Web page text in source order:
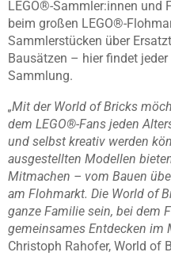
LEGO®-Sammler:innen und
beim großen LEGO®-
Sammlerstücken über
Bausätzen – hier findet
Sammlung.
„Mit der World of Bricks
dem LEGO®-Fans jeden
und selbst kreativ werden
ausgestellten Modellen
Mitmachen – vom Bauen
am Flohmarkt. Die World of
ganze Familie sein, bei dem
gemeinsames Entdecken im
Christoph Rahofer, World of